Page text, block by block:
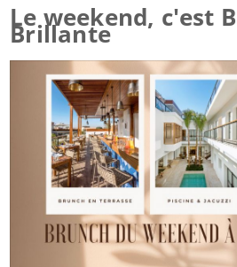
Le weekend, c'est
Brillante